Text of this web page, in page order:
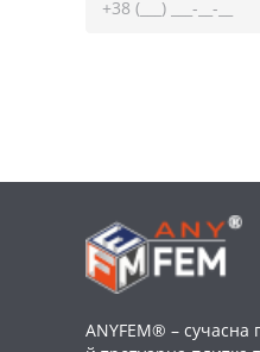
ANYFEM® – сучасна